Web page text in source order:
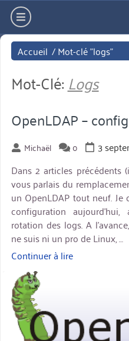
Aller
directement
au
contenu
hamburger
Accueil /Mot-clé "logs"
Mot-Clé: Logs
OpenLDAP –
Michaël 0
3
Dans 2 articles précédents
vous parlais du
un OpenLDAP tout neuf.
configuration
rotation des logs. A
ne suis ni un pro de Linux, …
Continuer à lire« OpenLDAP
miniature